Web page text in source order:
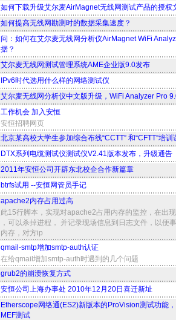
如何下载升级艾尔麦AirMagnet无线网测试产品的授权
如何提高无线网勘测时的数据采集速度？
问：如何在艾尔麦无线网分析仪AirMagnet WiFi
据？
艾尔麦无线网测试管理系统AME企业版9.0发布
IPv6时代选用什么样的网络测试仪
艾尔麦无线网分析仪中文版升级，WiFi Analyzer Pro
工作机会 加入安恒
安恒招聘网页
北京某高校大学生参加综合布线“CCTT” 和“CFTT”培训
DTX系列电缆测试仪测试仪V2.41版本发布，升级通告
2011年安恒公司开辟东北校企合作新篇章
btrfs试用 --安恒网管员手记
apache2内存占用过高
此15行脚本，实现对apache2占用内存的监控，在出
，可以杀掉进程， 并记录现场信息到日志文件，以便
内存，对方ip
qmail-smtp增加smtp-auth认证
在给qmail增加smtp-auth时遇到的几个问题
grub2的崩溃恢复方式
安恒公司上海办事处 2010年12月20日喜迁新址
Etherscope网络通(ES2)新版本的ProVision测试功能
MEF测试